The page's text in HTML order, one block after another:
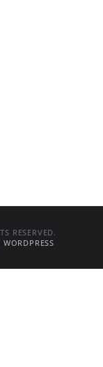
RESERVED.
WORDPRESS